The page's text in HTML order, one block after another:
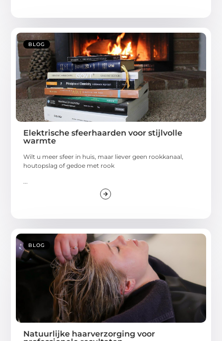
BLOG
Elektrische sfeerhaarden voor stijlvolle
warmte
Wilt u meer sfeer in huis, maar liever geen rookkanaal,
houtopslag of gedoe met rook
...
BLOG
Natuurlijke haarverzorging voor